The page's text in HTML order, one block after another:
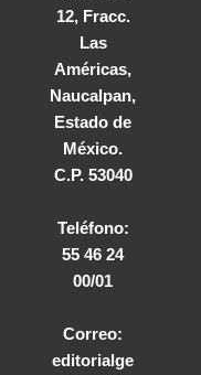
12, Fracc.
Las
Américas,
Naucalpan,
Estado de
México.
C.P. 53040
Teléfono:
55 46 24
00/01
Correo:
editorialge